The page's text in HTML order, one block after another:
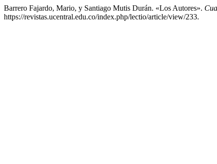
Barrero Fajardo, Mario, y Santiago Mutis Durán. «Los Autores».
https://revistas.ucentral.edu.co/index.php/lectio/article/view/233.